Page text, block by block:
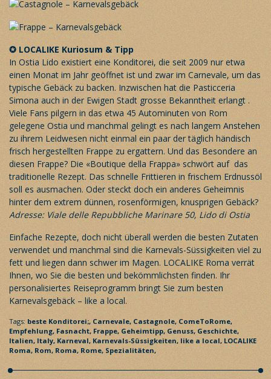
✪ LOCALIKE Kuriosum & Tipp
In Ostia Lido existiert eine Konditorei, die seit 2009 nur etwa
einen Monat im Jahr geöffnet ist und zwar im Carnevale, um das
typische Gebäck zu backen. Inzwischen hat die Pasticceria
Simona auch in der Ewigen Stadt grosse Bekanntheit erlangt .
Viele Fans pilgern in das etwa 45 Autominuten von Rom
gelegene Ostia und manchmal gelingt es nach langem Anstehen
zu ihrem Leidwesen nicht einmal ein paar der täglich händisch
frisch hergestellten Frappe zu ergattern. Und das Besondere an
diesen Frappe? Die «Boutique della Frappa» schwört auf das
traditionelle Rezept. Das schnelle Frittieren in frischem Erdnussöl
soll es ausmachen. Oder steckt doch ein anderes Geheimnis
hinter dem extrem dünnen, rosenförmigen, knusprigen Gebäck?
Adresse: Viale delle Repubbliche Marinare 50, Lido di Ostia
Einfache Rezepte, doch nicht überall werden die besten Zutaten
verwendet und manchmal sind die Karnevals-Süssigkeiten viel zu
fett und liegen dann schwer im Magen. LOCALIKE Roma verrät
Ihnen, wo Sie die besten und bekömmlichsten finden. Ihr
personalisiertes Reiseprogramm bringt Sie zum besten
Karnevalsgebäck – like a local.
Tags: beste Konditorei;, Carnevale, Castagnole, ComeToRome,
Empfehlung, Fasnacht, Frappe, Geheimtipp, Genuss, Geschichte,
Italien, Italy, Karneval, Karnevals-Süssigkeiten, like a local, LOCALIKE
Roma, Rom, Roma, Rome, Spezialitäten,